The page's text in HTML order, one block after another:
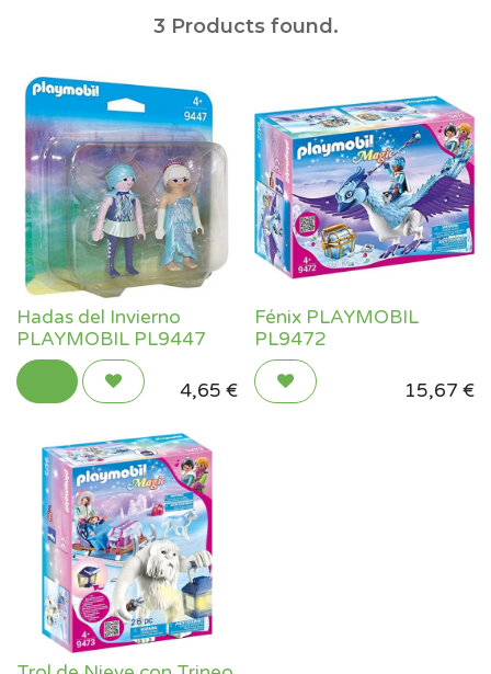
3 Products found.
Hadas del Invierno
PLAYMOBIL PL9447
4,65 €
Fénix PLAYMOBIL
PL9472
15,67 €